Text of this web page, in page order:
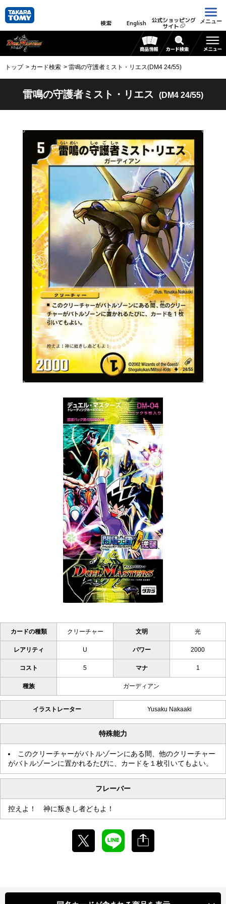
検索 English 公式ショッピング
サイト
メニュー
トップ カード検索 雷鳴の守護者ミスト・リエス(DM4 24/55)
雷鳴の守護者ミスト・リエス (DM4 24/55)
カードの種類 クリーチャー 文明 光
レアリティ U パワー 2000
コスト 5 マナ 1
種族 ガーディアン
イラストレーター Yusaku Nakaaki
特殊能力
このクリーチャーがバトルゾーンにある間、他のクリーチャー
がバトルゾーンに置かれるたびに、カードを１枚引いてもよい。
フレーバー
控えよ！ 神に叛きし者どもよ！